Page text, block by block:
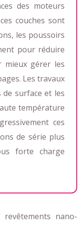
des moteurs
couches sont
les poussoirs
pour réduire
mieux gérer les
Les travaux
surface et les
température
ces
de série plus
forte charge
nano-